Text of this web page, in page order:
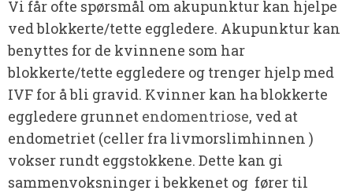
Vi får ofte spørsmål om akupunktur kan hjelpe
ved blokkerte/tette eggledere. Akupunktur kan
benyttes for de kvinnene som har
blokkerte/tette eggledere og trenger hjelp med
IVF for å bli gravid. Kvinner kan ha blokkerte
eggledere grunnet endomentriose, ved at
endometriet (celler fra livmorslimhinnen )
vokser rundt eggstokkene. Dette kan gi
sammenvoksninger i bekkenet og fører til